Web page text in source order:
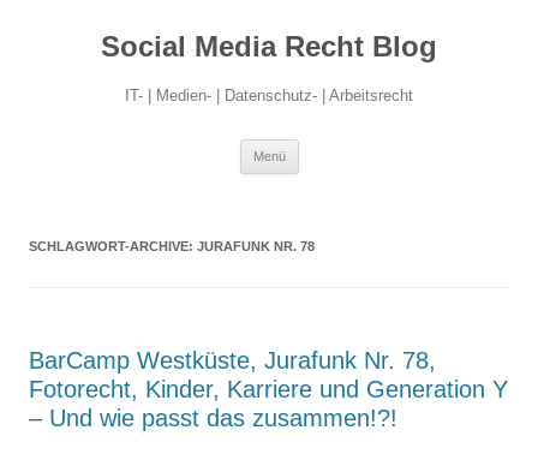
Social Media Recht Blog
IT- | Medien- | Datenschutz- | Arbeitsrecht
Menü
SCHLAGWORT-ARCHIVE: JURAFUNK NR. 78
BarCamp Westküste, Jurafunk Nr. 78,
Fotorecht, Kinder, Karriere und Generation Y
– Und wie passt das zusammen!?!